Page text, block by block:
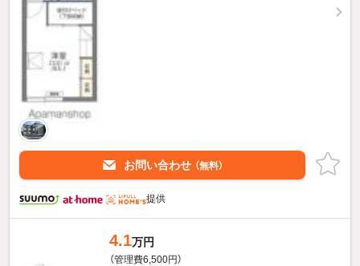
お問い合わせ （無料）
提供
4.1万円
（管理費6,500円）